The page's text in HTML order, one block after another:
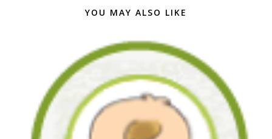
YOU MAY ALSO LIKE